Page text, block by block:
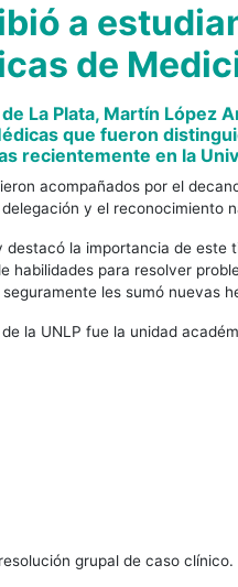
a
de
La Plata, Martín López
que fueron
recientemente en la
acompañados por el
y el reconocimiento
la importancia de
habilidades para resolver
les sumó nuevas
la UNLP fue la unidad
grupal de caso clínico.